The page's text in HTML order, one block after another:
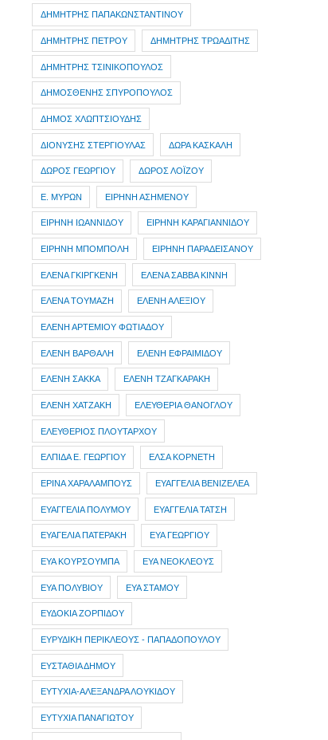
ΔΗΜΗΤΡΗΣ ΠΑΠΑΚΩΝΣΤΑΝΤΙΝΟΥ
ΔΗΜΗΤΡΗΣ ΠΕΤΡΟΥ ΔΗΜΗΤΡΗΣ ΤΡΩΑΔΙΤΗΣ
ΔΗΜΗΤΡΗΣ ΤΣΙΝΙΚΟΠΟΥΛΟΣ
ΔΗΜΟΣΘΕΝΗΣ ΣΠΥΡΟΠΟΥΛΟΣ
ΔΗΜΟΣ ΧΛΩΠΤΣΙΟΥΔΗΣ
ΔΙΟΝΥΣΗΣ ΣΤΕΡΓΙΟΥΛΑΣ ΔΩΡΑ ΚΑΣΚΑΛΗ
ΔΩΡΟΣ ΓΕΩΡΓΙΟΥ ΔΩΡΟΣ ΛΟΪΖΟΥ
Ε. ΜΥΡΩΝ ΕΙΡΗΝΗ ΑΣΗΜΕΝΟΥ
ΕΙΡΗΝΗ ΙΩΑΝΝΙΔΟΥ ΕΙΡΗΝΗ ΚΑΡΑΓΙΑΝΝΙΔΟΥ
ΕΙΡΗΝΗ ΜΠΟΜΠΟΛΗ ΕΙΡΗΝΗ ΠΑΡΑΔΕΙΣΑΝΟΥ
ΕΛΕΝΑ ΓΚΙΡΓΚΕΝΗ ΕΛΕΝΑ ΣΑΒΒΑ ΚΙΝΝΗ
ΕΛΕΝΑ ΤΟΥΜΑΖΗ ΕΛΕΝΗ ΑΛΕΞΙΟΥ
ΕΛΕΝΗ ΑΡΤΕΜΙΟΥ ΦΩΤΙΑΔΟΥ
ΕΛΕΝΗ ΒΑΡΘΑΛΗ ΕΛΕΝΗ ΕΦΡΑΙΜΙΔΟΥ
ΕΛΕΝΗ ΣΑΚΚΑ ΕΛΕΝΗ ΤΖΑΓΚΑΡΑΚΗ
ΕΛΕΝΗ ΧΑΤΖΑΚΗ ΕΛΕΥΘΕΡΙΑ ΘΑΝΟΓΛΟΥ
ΕΛΕΥΘΕΡΙΟΣ ΠΛΟΥΤΑΡΧΟΥ
ΕΛΠΙΔΑ Ε. ΓΕΩΡΓΙΟΥ ΕΛΣΑ ΚΟΡΝΕΤΗ
ΕΡΙΝΑ ΧΑΡΑΛΑΜΠΟΥΣ ΕΥΑΓΓΕΛΙΑ ΒΕΝΙΖΕΛΕΑ
ΕΥΑΓΓΕΛΙΑ ΠΟΛΥΜΟΥ ΕΥΑΓΓΕΛΙΑ ΤΑΤΣΗ
ΕΥΑΓΕΛΙΑ ΠΑΤΕΡΑΚΗ ΕΥΑ ΓΕΩΡΓΙΟΥ
ΕΥΑ ΚΟΥΡΣΟΥΜΠΑ ΕΥΑ ΝΕΟΚΛΕΟΥΣ
ΕΥΑ ΠΟΛΥΒΙΟΥ ΕΥΑ ΣΤΑΜΟΥ
ΕΥΔΟΚΙΑ ΖΟΡΠΙΔΟΥ
ΕΥΡΥΔΙΚΗ ΠΕΡΙΚΛΕΟΥΣ - ΠΑΠΑΔΟΠΟΥΛΟΥ
ΕΥΣΤΑΘΙΑ ΔΗΜΟΥ
ΕΥΤΥΧΙΑ-ΑΛΕΞΑΝΔΡΑ ΛΟΥΚΙΔΟΥ
ΕΥΤΥΧΙΑ ΠΑΝΑΓΙΩΤΟΥ